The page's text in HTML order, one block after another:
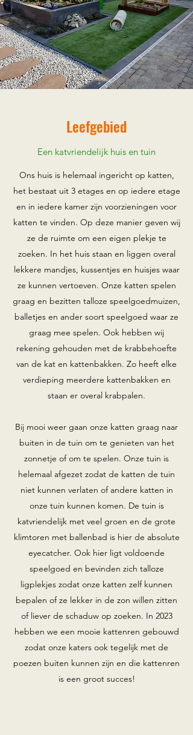
Leefgebied
Een katvriendelijk huis en tuin
Ons huis is helemaal ingericht op katten,
het bestaat uit 3 etages en op iedere etage
en in iedere kamer zijn voorzieningen voor
katten te vinden. Op deze manier geven wij
ze de ruimte om een eigen plekje te
zoeken. In het huis staan en liggen overal
lekkere mandjes, kussentjes en huisjes waar
ze kunnen vertoeven. Onze katten spelen
graag en bezitten talloze speelgoedmuizen,
balletjes en ander soort speelgoed waar ze
graag mee spelen. Ook hebben wij
rekening gehouden met de krabbehoefte
van de kat en kattenbakken. Zo heeft elke
verdieping meerdere kattenbakken en
staan er overal krabpalen.
Bij mooi weer gaan onze katten graag naar
buiten in de tuin om te genieten van het
zonnetje of om te spelen. Onze tuin is
helemaal afgezet zodat de katten de tuin
niet kunnen verlaten of andere katten in
onze tuin kunnen komen. De tuin is
katvriendelijk met veel groen en de grote
klimtoren met ballenbad is hier de absolute
eyecatcher. Ook hier ligt voldoende
speelgoed en bevinden zich talloze
ligplekjes zodat onze katten zelf kunnen
bepalen of ze lekker in de zon willen zitten
of liever de schaduw op zoeken. In 2023
hebben we een mooie kattenren gebouwd
zodat onze katers ook tegelijk met de
poezen buiten kunnen zijn en die kattenren
is een groot succes!